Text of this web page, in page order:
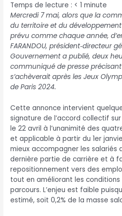
Temps de lecture : < 1 minute
Mercredi 7 mai, alors que la
du territoire et du
prévu comme chaque année,
FARANDOU, président‑directeur
Gouvernement a publié, deux
communiqué de presse
s’achèverait après les Jeux
de Paris 2024.
Cette annonce intervient
signature de l’accord collectif
le 22 avril à l’unanimité des
et applicable à partir du 1er
mieux accompagner les salariés
dernière partie de carrière et à
repositionnement vers des
tout en améliorant les
parcours. L’enjeu est faible
estimé, soit 0,2% de la masse